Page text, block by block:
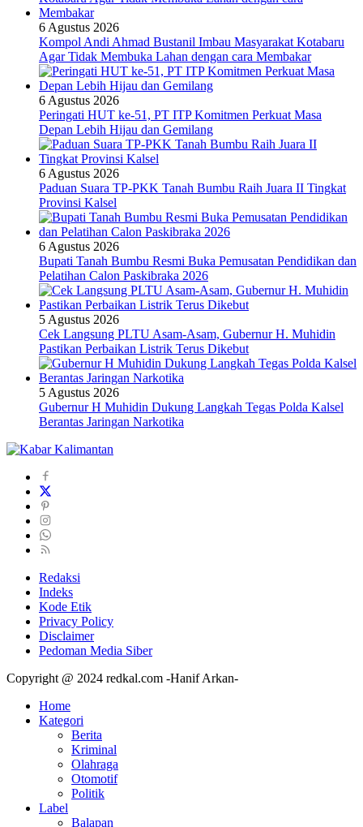
6 Agustus 2026
Kompol Andi Ahmad Bustanil Imbau Masyarakat Kotabaru
Agar Tidak Membuka Lahan dengan cara Membakar
6 Agustus 2026
Peringati HUT ke-51, PT ITP Komitmen Perkuat Masa
Depan Lebih Hijau dan Gemilang
6 Agustus 2026
Paduan Suara TP-PKK Tanah Bumbu Raih Juara II Tingkat
Provinsi Kalsel
6 Agustus 2026
Bupati Tanah Bumbu Resmi Buka Pemusatan Pendidikan dan
Pelatihan Calon Paskibraka 2026
5 Agustus 2026
Cek Langsung PLTU Asam-Asam, Gubernur H. Muhidin
Pastikan Perbaikan Listrik Terus Dikebut
5 Agustus 2026
Gubernur H Muhidin Dukung Langkah Tegas Polda Kalsel
Berantas Jaringan Narkotika
Redaksi
Indeks
Kode Etik
Privacy Policy
Disclaimer
Pedoman Media Siber
Copyright @ 2024 redkal.com -Hanif Arkan-
Home
Kategori
Berita
Kriminal
Olahraga
Otomotif
Politik
Label
Balapan